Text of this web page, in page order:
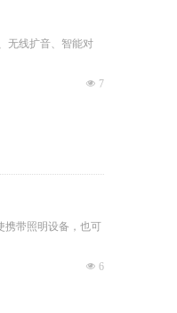
无线扩音、智能对
넶 7
携带照明设备，也可
넶 6